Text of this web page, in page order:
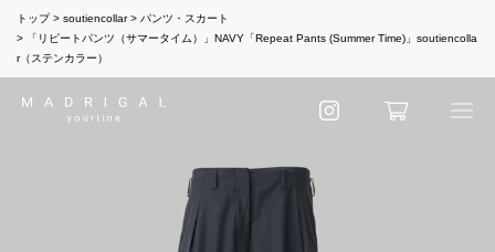
トップ soutiencollar
パンツ・スカート
「リピートパンツ（サマータイム）」NAVY「Repeat Pants (Summer Time)」soutiencolla
r（ステンカラー）